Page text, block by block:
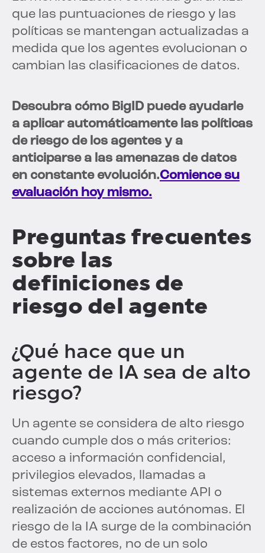
que las puntuaciones de riesgo y las
políticas se mantengan actualizadas a
medida que los agentes evolucionan o
cambian las clasificaciones de datos.
Descubra cómo BigID puede ayudarle
a aplicar automáticamente las políticas
de riesgo de los agentes y a
anticiparse a las amenazas de datos
en constante evolución.Comience su
evaluación hoy mismo.
Preguntas frecuentes
sobre las
definiciones de
riesgo del agente
¿Qué hace que un
agente de IA sea de alto
riesgo?
Un agente se considera de alto riesgo
cuando cumple dos o más criterios:
acceso a información confidencial,
privilegios elevados, llamadas a
sistemas externos mediante API o
realización de acciones autónomas. El
riesgo de la IA surge de la combinación
de estos factores, no de un solo